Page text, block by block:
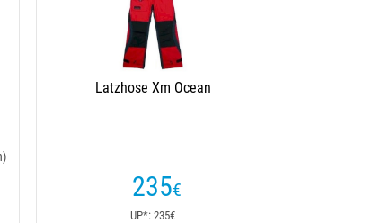
Latzhose Xm Ocean
235€
UP*: 235€